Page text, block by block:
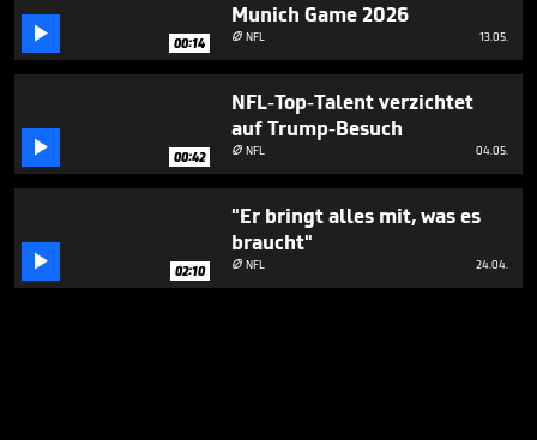
 00:14
Munich Game 2026
 NFL 13.05.
 00:42
NFL-Top-Talent verzichtet
auf Trump-Besuch
 NFL 04.05.
 02:10
"Er bringt alles mit, was es
braucht"
 NFL 24.04.